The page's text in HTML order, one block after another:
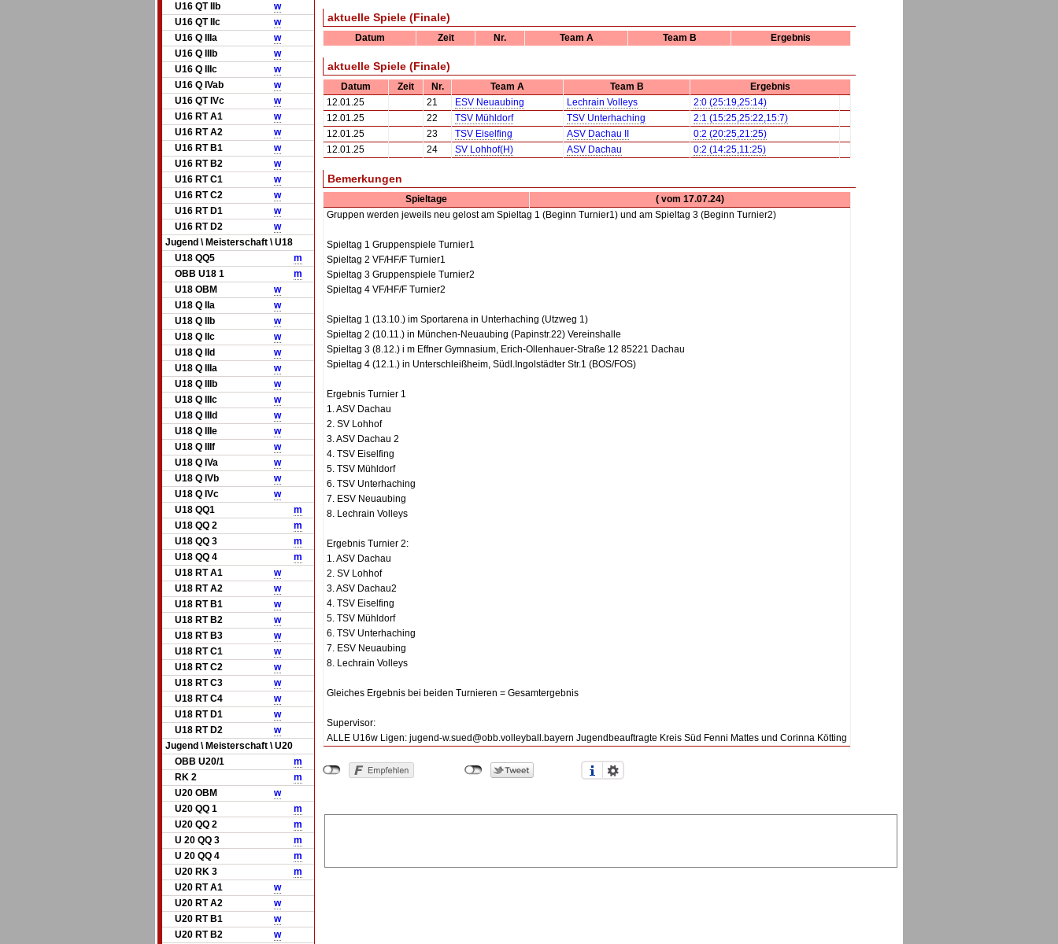
U16 QT IIb
w
U16 QT IIc
w
U16 Q IIIa
w
U16 Q IIIb
w
U16 Q IIIc
w
U16 Q IVab
w
U16 QT IVc
w
U16 RT A1
w
U16 RT A2
w
U16 RT B1
w
U16 RT B2
w
U16 RT C1
w
U16 RT C2
w
U16 RT D1
w
U16 RT D2
w
Jugend \ Meisterschaft \ U18
U18 QQ5
m
OBB U18 1
m
U18 OBM
w
U18 Q IIa
w
U18 Q IIb
w
U18 Q IIc
w
U18 Q IId
w
U18 Q IIIa
w
U18 Q IIIb
w
U18 Q IIIc
w
U18 Q IIId
w
U18 Q IIIe
w
U18 Q IIIf
w
U18 Q IVa
w
U18 Q IVb
w
U18 Q IVc
w
U18 QQ1
m
U18 QQ 2
m
U18 QQ 3
m
U18 QQ 4
m
U18 RT A1
w
U18 RT A2
w
U18 RT B1
w
U18 RT B2
w
U18 RT B3
w
U18 RT C1
w
U18 RT C2
w
U18 RT C3
w
U18 RT C4
w
U18 RT D1
w
U18 RT D2
w
Jugend \ Meisterschaft \ U20
OBB U20/1
m
RK 2
m
U20 OBM
w
U20 QQ 1
m
U20 QQ 2
m
U 20 QQ 3
m
U 20 QQ 4
m
U20 RK 3
m
U20 RT A1
w
U20 RT A2
w
U20 RT B1
w
U20 RT B2
w
aktuelle Spiele (Finale)
Datum Zeit Nr. Team A Team B Ergebnis
aktuelle Spiele (Finale)
Datum Zeit Nr. Team A Team B
Ergebnis
12.01.25
21 ESV Neuaubing Lechrain Volleys
2:0 (25:19,25:14)
12.01.25
22 TSV Mühldorf TSV Unterhaching
2:1 (15:25,25:22,15:7)
12.01.25
23 TSV Eiselfing ASV Dachau II
0:2 (20:25,21:25)
12.01.25
24 SV Lohhof(H) ASV Dachau 0:2 (14:25,11:25)
Bemerkungen
Spieltage
( vom 17.07.24)
Gruppen werden jeweils neu gelost am Spieltag 1 (Beginn Turnier1) und am Spieltag 3 (Beginn Turnier2)
Spieltag 1 Gruppenspiele Turnier1
Spieltag 2 VF/HF/F Turnier1
Spieltag 3 Gruppenspiele Turnier2
Spieltag 4 VF/HF/F Turnier2
Spieltag 1 (13.10.) im Sportarena in Unterhaching (Utzweg 1)
Spieltag 2 (10.11.) in München-Neuaubing (Papinstr.22) Vereinshalle
Spieltag 3 (8.12.) i m Effner Gymnasium, Erich-Ollenhauer-Straße 12 85221 Dachau
Spieltag 4 (12.1.) in Unterschleißheim, Südl.Ingolstädter Str.1 (BOS/FOS)
Ergebnis Turnier 1
1. ASV Dachau
2. SV Lohhof
3. ASV Dachau 2
4. TSV Eiselfing
5. TSV Mühldorf
6. TSV Unterhaching
7. ESV Neuaubing
8. Lechrain Volleys
Ergebnis Turnier 2:
1. ASV Dachau
2. SV Lohhof
3. ASV Dachau2
4. TSV Eiselfing
5. TSV Mühldorf
6. TSV Unterhaching
7. ESV Neuaubing
8. Lechrain Volleys
Gleiches Ergebnis bei beiden Turnieren = Gesamtergebnis
Supervisor:
ALLE U16w Ligen: jugend-w.sued@obb.volleyball.bayern Jugendbeauftragte Kreis Süd Fenni Mattes und Corinna Kötting